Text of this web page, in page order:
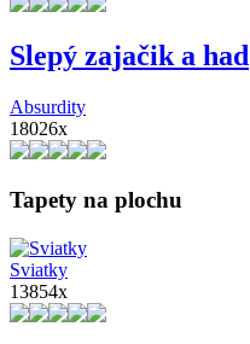
Slepý zajačik a had
Absurdity
18026x
Tapety na plochu
Sviatky
13854x